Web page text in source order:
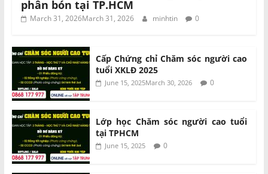
phân bón tại TP.HCM
March 31, 2026March 31, 2026 minhtin 0
Cấp Chứng chỉ Chăm sóc người cao
tuổi XKLĐ 2025
June 15, 2025March 30, 2026 0
Lớp học Chăm sóc người cao tuổi
tại TPHCM
June 15, 2025 0